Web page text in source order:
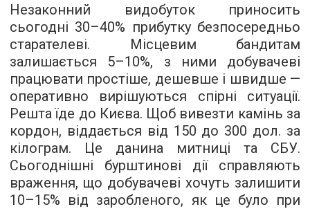
Незаконний видобуток приносить
сьогодні 30–40% прибутку безпосередньо
старателеві. Місцевим бандитам
залишається 5–10%, з ними добувачеві
працювати простіше, дешевше і швидше —
оперативно вирішуються спірні ситуації.
Решта їде до Києва. Щоб вивезти камінь за
кордон, віддається від 150 до 300 дол. за
кілограм. Це данина митниці та СБУ.
Сьогоднішні бурштинові дії справляють
враження, що добувачеві хочуть залишити
10–15% від заробленого, як це було при